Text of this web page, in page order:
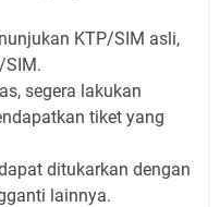
KTP/SIM asli,
SIM.
segera lakukan
tiket yang
ditukarkan dengan
lainnya.